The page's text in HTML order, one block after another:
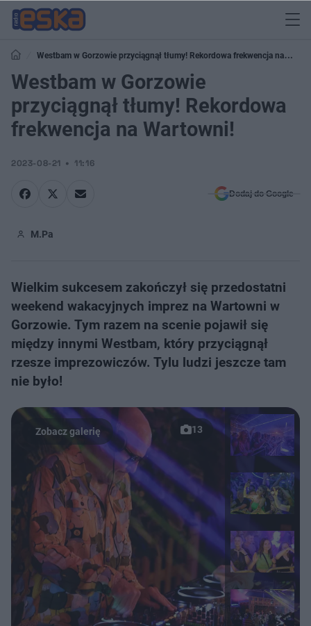
Westbam w Gorzowie przyciągnął tłumy! Rekordowa frekwencja na
Wartowni!
Westbam w Gorzowie
przyciągnął tłumy! Rekordowa
frekwencja na Wartowni!
2023-08-21 11:16
Dodaj do Google
M.Pa
Wielkim sukcesem zakończył się przedostatni
weekend wakacyjnych imprez na Wartowni w
Gorzowie. Tym razem na scenie pojawił się
między innymi Westbam, który przyciągnął
rzesze imprezowiczów. Tylu ludzi jeszcze tam
nie było!
13